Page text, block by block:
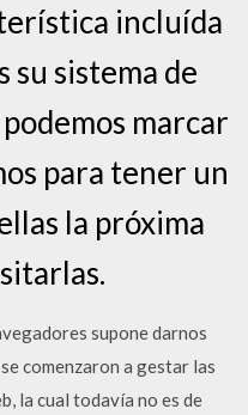
incluída
su sistema de
marcar
para tener un
la próxima
supone darnos
comenzaron a gestar las
la cual todavía no es de